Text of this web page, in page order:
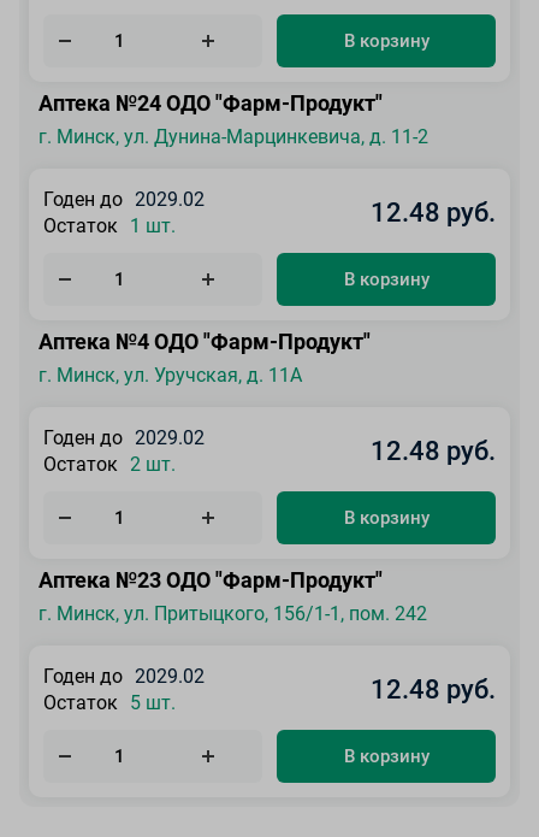
В корзину
Аптека №24 ОДО "Фарм-Продукт"
г. Минск, ул. Дунина-Марцинкевича, д. 11-2
Годен до 2029.02
Остаток
1 шт. 12.48 руб.
В корзину
Аптека №4 ОДО "Фарм-Продукт"
г. Минск, ул. Уручская, д. 11А
Годен до 2029.02
Остаток
2 шт. 12.48 руб.
В корзину
Аптека №23 ОДО "Фарм-Продукт"
г. Минск, ул. Притыцкого, 156/1-1, пом. 242
Годен до 2029.02
Остаток
5 шт. 12.48 руб.
В корзину